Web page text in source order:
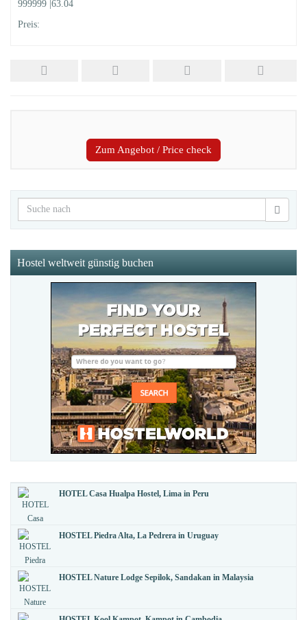
999999 |63.04
Preis:
Zum Angebot / Price check
Hostel weltweit günstig buchen
HOTEL Casa Hualpa Hostel, Lima in Peru
HOSTEL Piedra Alta, La Pedrera in Uruguay
HOSTEL Nature Lodge Sepilok, Sandakan in Malaysia